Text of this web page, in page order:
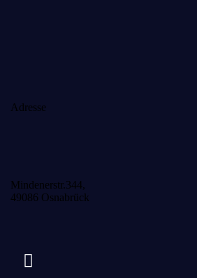
Adresse
Mindenerstr.344,
49086 Osnabrück